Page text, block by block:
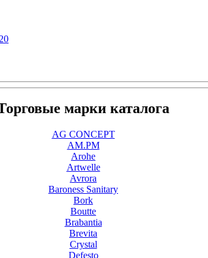
марки каталога
AG CONCEPT
AM.PM
Arohe
Artwelle
Avrora
Baroness Sanitary
Bork
Boutte
Brabantia
Brevita
Crystal
Defesto